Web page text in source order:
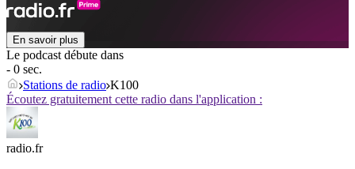
En savoir plus
Le podcast débute dans
- 0 sec.
Stations de radio K100
Écoutez gratuitement cette radio dans l'application :
radio.fr